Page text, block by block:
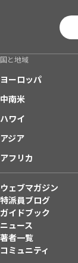
国と地域
ヨーロッパ
中南米
ハワイ
アジア
アフリカ
ウェブマガジン
特派員ブログ
ガイドブック
ニュース
著者一覧
コミュニティ